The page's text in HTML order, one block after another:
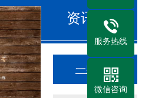
资讯中心
一躺网络知识中心
服务热线
微信咨询